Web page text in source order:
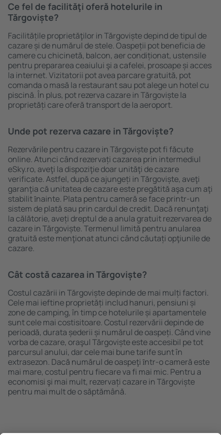
Ce fel de facilităţi oferă hotelurile in
Tărgoviște?
Facilitățile proprietăţilor in Tărgoviște depind de tipul de
cazare și de numărul de stele. Oaspeții pot beneficia de
camere cu chicinetă, balcon, aer condiționat, ustensile
pentru prepararea ceaiului şi a cafelei, prosoape și acces
la internet. Vizitatorii pot avea parcare gratuită, pot
comanda o masă la restaurant sau pot alege un hotel cu
piscină. În plus, pot rezerva cazare in Tărgoviște la
proprietăți care oferă transport de la aeroport.
Unde pot rezerva cazare in Tărgoviște?
Rezervările pentru cazare in Tărgoviște pot fi făcute
online. Atunci când rezervați cazarea prin intermediul
eSky.ro, aveţi la dispoziţie doar unităţi de cazare
verificate. Astfel, după ce ajungeți in Tărgoviște, aveţi
garanţia că unitatea de cazare este pregătită aşa cum aţi
stabilit ȋnainte. Plata pentru cameră se face printr-un
sistem de plată sau prin cardul de credit. Dacă renunţaţi
la călătorie, aveți dreptul de a anula gratuit rezervarea de
cazare in Tărgoviște. Termenul limită pentru anularea
gratuită este menţionat atunci când căutați opţiunile de
cazare.
Cât costă cazarea in Tărgoviște?
Costul cazării in Tărgoviște depinde de mai mulți factori.
Cele mai ieftine proprietăți includ hanuri, pensiuni și
zone de camping, în timp ce hotelurile și apartamentele
sunt cele mai costisitoare. Costul rezervării depinde de
perioadă, durata șederii și numărul de oaspeți. Când vine
vorba de cazare, oraşul Tărgoviște este accesibil pe tot
parcursul anului, dar cele mai bune tarife sunt în
extrasezon. Dacă numărul de oaspeţi ȋntr-o cameră este
mai mare, costul pentru fiecare va fi mai mic. Pentru a
economisi şi mai mult, rezervați cazare in Tărgoviște
pentru mai mult de o săptămână.